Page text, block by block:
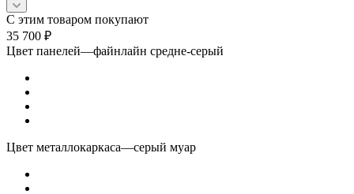
С этим товаром покупают
35 700 ₽
Цвет панелей—файнлайн средне-серый
Цвет металлокаркаса—серый муар